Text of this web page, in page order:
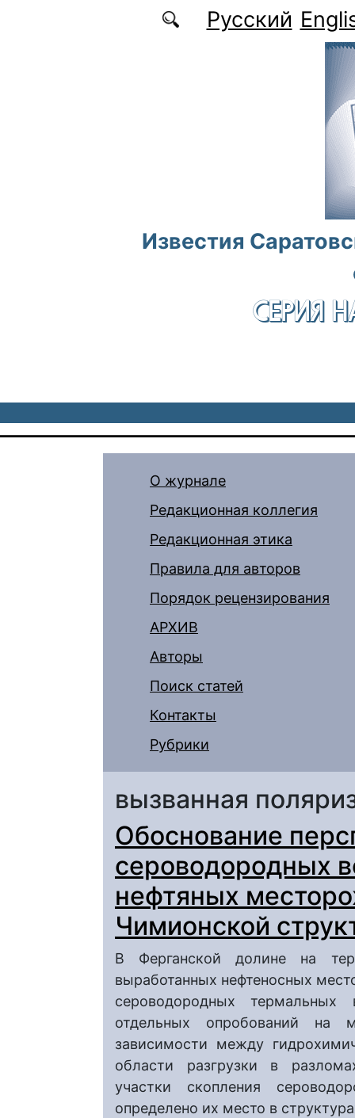
Перейти к основному содержаниюРусский
Известия
СЕРИЯ
О журнале
Редакционная коллегия
Редакционная этика
Правила для авторов
Порядок рецензирования
АРХИВ
Авторы
Поиск статей
Контакты
Рубрики
вызванная
Обоснование
сероводородных
нефтяных
Чимионской
В Ферганской долине на
выработанных нефтеносных
сероводородных
отдельных опробований на
зависимости между
области разгрузки в
участки скопления
определено их место в